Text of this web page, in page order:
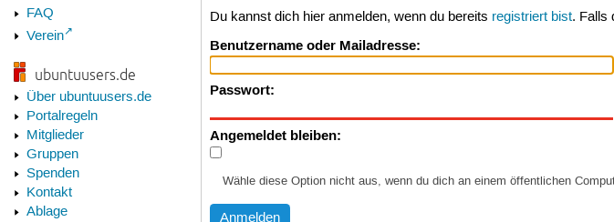
FAQ
Verein
ubuntuusers.de
Über ubuntuusers.de
Portalregeln
Mitglieder
Gruppen
Spenden
Kontakt
Ablage
Du kannst dich hier anmelden, wenn du bereits registriert bist. Falls
Benutzername oder Mailadresse:
Passwort:
Angemeldet bleiben:
Wähle diese Option nicht aus, wenn du dich an einem öffentlichen